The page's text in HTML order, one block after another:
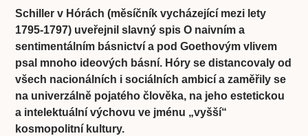
Schiller v Hórách (měsíčník vycházející mezi lety
1795-1797) uveřejnil slavný spis O naivním a
sentimentálním básnictví a pod Goethovým vlivem
psal mnoho ideových básní. Hóry se distancovaly od
všech nacionálních i sociálních ambicí a zaměřily se
na univerzálně pojatého člověka, na jeho estetickou
a intelektuální výchovu ve jménu „vyšší“
kosmopolitní kultury.